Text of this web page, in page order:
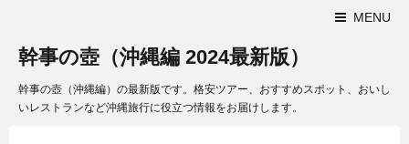
MENU
幹事の壺（沖縄編 2024最新版）
幹事の壺（沖縄編）の最新版です。格安ツアー、おすすめスポット、おいし
いレストランなど沖縄旅行に役立つ情報をお届けします。